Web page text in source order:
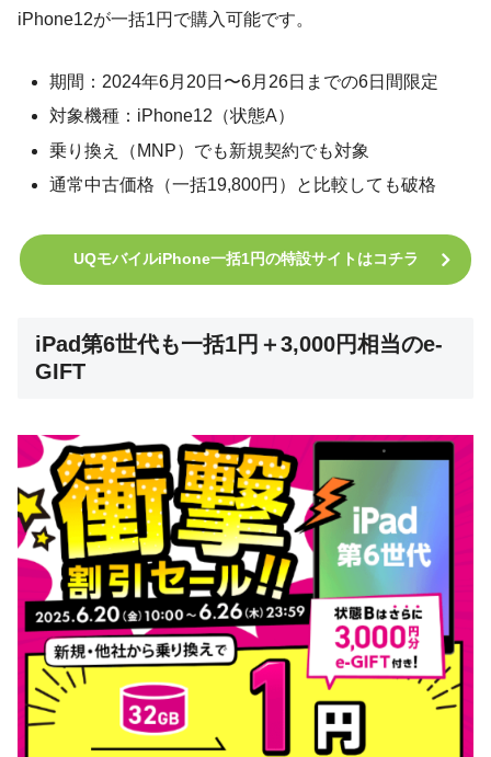
iPhone12が一括1円で購入可能です。
期間：2024年6月20日〜6月26日までの6日間限定
対象機種：iPhone12（状態A）
乗り換え（MNP）でも新規契約でも対象
通常中古価格（一括19,800円）と比較しても破格
UQモバイルiPhone一括1円の特設サイトはコチラ
iPad第6世代も一括1円＋3,000円相当のe-
GIFT